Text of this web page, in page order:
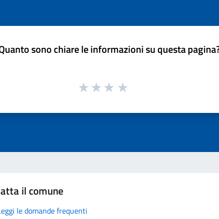
sono chiare le informazioni su questa
il comune
le domande frequenti